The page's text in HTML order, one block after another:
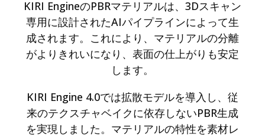
KIRI EngineのPBRマテリアルは、3Dスキャン
専用に設計されたAIパイプラインによって生
成されます。これにより、マテリアルの分離
がよりきれいになり、表面の仕上がりも安定
します。
KIRI Engine 4.0では拡散モデルを導入し、従
来のテクスチャベイクに依存しないPBR生成
を実現しました。マテリアルの特性を素材レ